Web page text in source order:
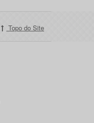
Topo do Site